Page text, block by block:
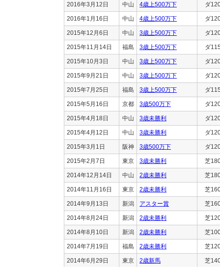
2016年3月12日 中山 4歳上500万下 ダ
2016年1月16日 中山 4歳上500万下 ダ
2015年12月6日 中山 3歳上500万下 ダ
2015年11月14日 福島 3歳上500万下 ダ
2015年10月3日 中山 3歳上500万下 ダ
2015年9月21日 中山 3歳上500万下 ダ
2015年7月25日 福島 3歳上500万下 ダ
2015年5月16日 京都 3歳500万下 ダ
2015年4月18日 中山 3歳未勝利 ダ
2015年4月12日 中山 3歳未勝利 ダ
2015年3月1日 阪神 3歳500万下 ダ
2015年2月7日 東京 3歳未勝利 芝
2014年12月14日 中山 2歳未勝利 芝
2014年11月16日 東京 2歳未勝利 芝
2014年9月13日 新潟 アスター賞 芝
2014年8月24日 新潟 2歳未勝利 芝
2014年8月10日 新潟 2歳未勝利 芝
2014年7月19日 福島 2歳未勝利 芝
2014年6月29日 東京 2歳新馬 芝